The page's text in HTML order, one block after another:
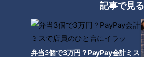
記事で見る
弁当3個で3万円？PayPay会計ミス
CBCテレビ『チャント！』教えマスター